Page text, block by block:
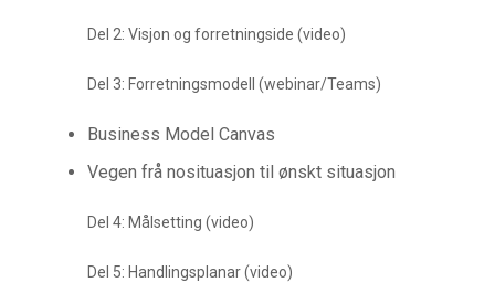
Del 2: Visjon og forretningside (video)
Del 3: Forretningsmodell (webinar/Teams)
Business Model Canvas
Vegen frå nosituasjon til ønskt situasjon
Del 4: Målsetting (video)
Del 5: Handlingsplanar (video)